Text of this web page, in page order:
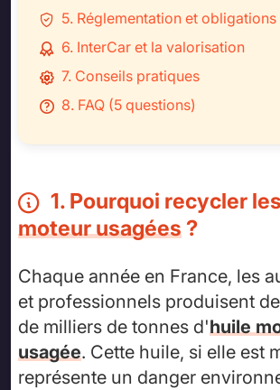
5. Réglementation et obligations
6. InterCar et la valorisation
7. Conseils pratiques
8. FAQ (5 questions)
1. Pourquoi recycler les
moteur usagées?
Chaque année en France, les
et professionnels produisent
de milliers de tonnes d'huile
usagée. Cette huile, si elle est
représente un danger